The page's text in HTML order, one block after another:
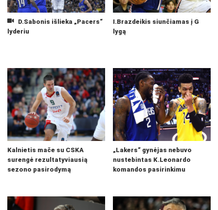
D.Sabonis išlieka „Pacers“
lyderiu
I.Brazdeikis siunčiamas į G
lygą
Kalnietis mače su CSKA
surengė rezultatyviausią
sezono pasirodymą
„Lakers“ gynėjas nebuvo
nustebintas K.Leonardo
komandos pasirinkimu